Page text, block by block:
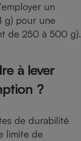
un
g) pour une
de 250 à 500 g).
à lever
?
de durabilité
limite de